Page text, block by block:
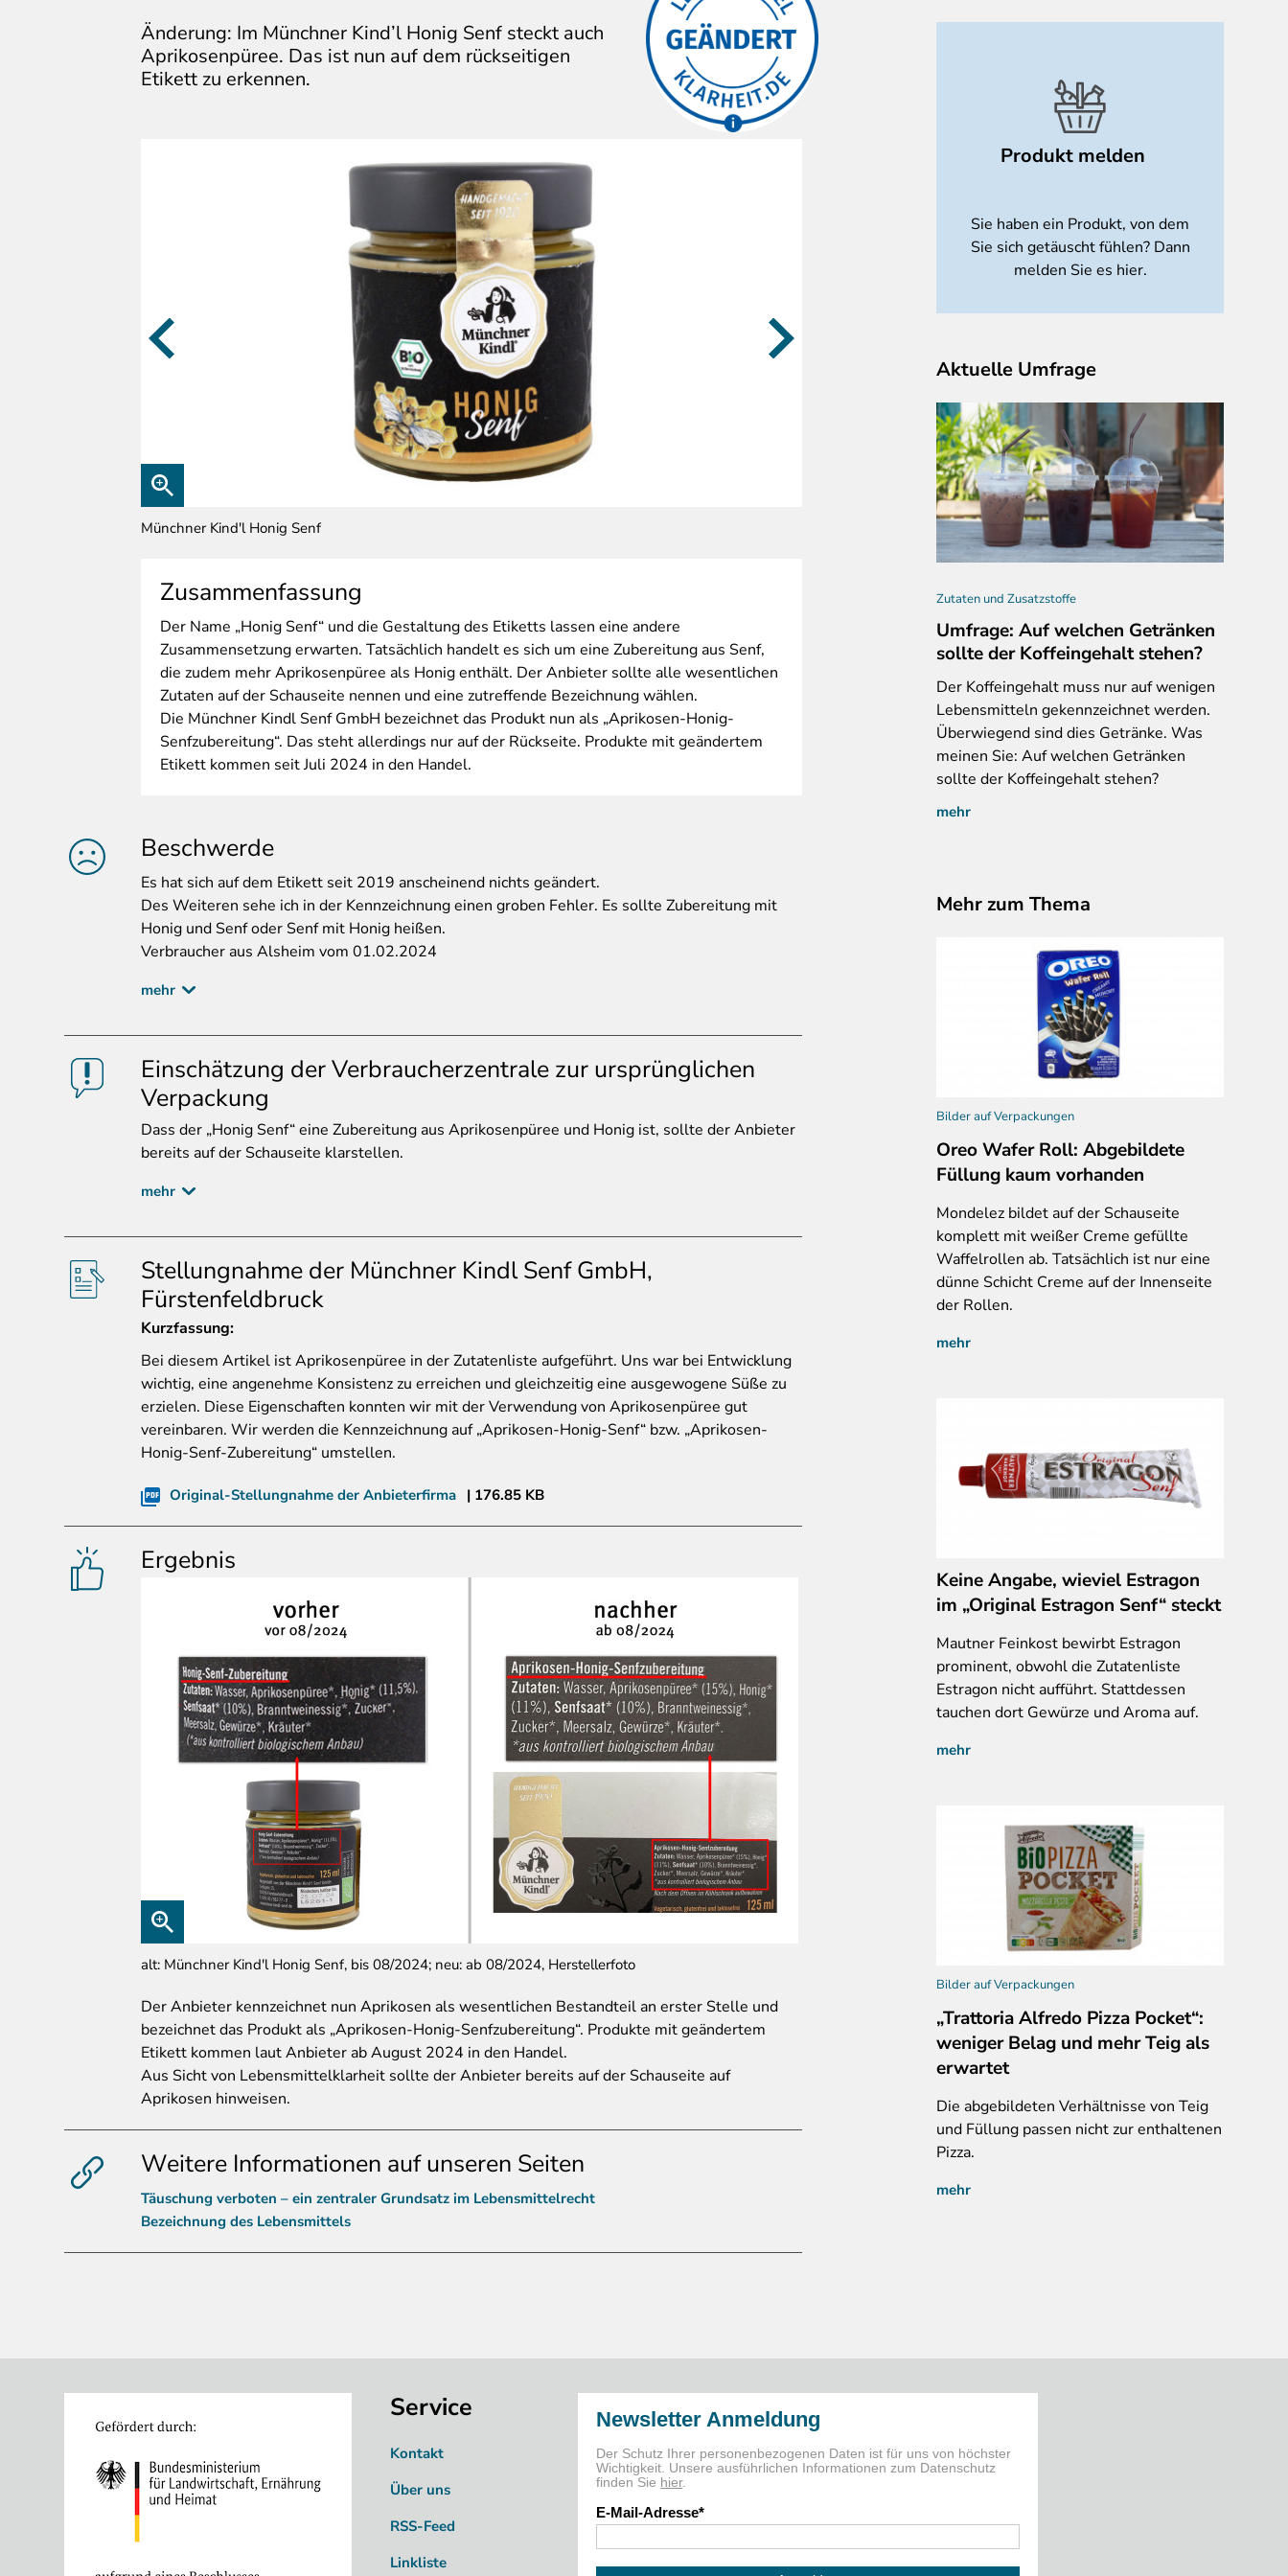
Änderung: Im Münchner Kind’l Honig Senf steckt auch
Aprikosenpüree. Das ist nun auf dem rückseitigen
Etikett zu erkennen.
Die
Firma hat die
kritisierten
Aussagen/Bilder
Münchner Kind'l Honig Senf alt: Münchner Kind'l Honig Senf, bis 08/2024; neu: ab 08/2024,
Zusammenfassung
Der Name „Honig Senf“ und die Gestaltung des Etiketts lassen eine andere
Zusammensetzung erwarten. Tatsächlich handelt es sich um eine Zubereitung aus Senf,
die zudem mehr Aprikosenpüree als Honig enthält. Der Anbieter sollte alle wesentlichen
Zutaten auf der Schauseite nennen und eine zutreffende Bezeichnung wählen.
Die Münchner Kindl Senf GmbH bezeichnet das Produkt nun als „Aprikosen-Honig-
Senfzubereitung“. Das steht allerdings nur auf der Rückseite. Produkte mit geändertem
Etikett kommen seit Juli 2024 in den Handel.
Beschwerde
Es hat sich auf dem Etikett seit 2019 anscheinend nichts geändert.
Des Weiteren sehe ich in der Kennzeichnung einen groben Fehler. Es sollte Zubereitung mit
Honig und Senf oder Senf mit Honig heißen.
Verbraucher aus Alsheim vom 01.02.2024
mehr
Einschätzung der Verbraucherzentrale zur ursprünglichen
Verpackung
Dass der „Honig Senf“ eine Zubereitung aus Aprikosenpüree und Honig ist, sollte der Anbieter
bereits auf der Schauseite klarstellen.
mehr
Stellungnahme der Münchner Kindl Senf GmbH,
Fürstenfeldbruck
Kurzfassung:
Bei diesem Artikel ist Aprikosenpüree in der Zutatenliste aufgeführt. Uns war bei Entwicklung
wichtig, eine angenehme Konsistenz zu erreichen und gleichzeitig eine ausgewogene Süße zu
erzielen. Diese Eigenschaften konnten wir mit der Verwendung von Aprikosenpüree gut
vereinbaren. Wir werden die Kennzeichnung auf „Aprikosen-Honig-Senf“ bzw. „Aprikosen-
Honig-Senf-Zubereitung“ umstellen.
Original-Stellungnahme der Anbieterfirma 176.85 KB
Ergebnis
alt: Münchner Kind'l Honig Senf, bis 08/2024; neu: ab 08/2024, Herstellerfoto
DerAnbieter kennzeichnet nun Aprikosen als wesentlichen Bestandteil an erster Stelle und
bezeichnet das Produkt als „Aprikosen-Honig-Senfzubereitung“. Produkte mit geändertem
Etikett kommen laut Anbieter ab August 2024 in den Handel.
Aus Sicht von Lebensmittelklarheit sollte der Anbieter bereits auf der Schauseite auf
Aprikosen hinweisen.
Weitere Informationen auf unseren Seiten
Täuschung verboten – ein zentraler Grundsatz im Lebensmittelrecht
Bezeichnung des Lebensmittels
Produkt melden
Sie haben ein Produkt, von dem
Sie sich getäuscht fühlen? Dann
melden Sie es hier.
Aktuelle Umfrage
Zutaten und Zusatzstoffe
Umfrage: Auf welchen Getränken
sollte der Koffeingehalt stehen?
Der Koffeingehalt muss nur auf wenigen
Lebensmitteln gekennzeichnet werden.
Überwiegend sind dies Getränke. Was
meinen Sie: Auf welchen Getränken
sollte der Koffeingehalt stehen?
mehr
Mehr zum Thema
Bilder auf Verpackungen
Oreo Wafer Roll: Abgebildete
Füllung kaum vorhanden
Mondelez bildet auf der Schauseite
komplett mit weißer Creme gefüllte
Waffelrollen ab. Tatsächlich ist nur eine
dünne Schicht Creme auf der Innenseite
der Rollen.
mehr
Keine Angabe, wieviel Estragon
im „Original Estragon Senf“ steckt
Mautner Feinkost bewirbt Estragon
prominent, obwohl die Zutatenliste
Estragon nicht aufführt. Stattdessen
tauchen dort Gewürze und Aroma auf.
mehr
Bilder auf Verpackungen
„Trattoria Alfredo Pizza Pocket“:
weniger Belag und mehr Teig als
erwartet
Die abgebildeten Verhältnisse von Teig
und Füllung passen nicht zur enthaltenen
Pizza.
mehr
Service
Kontakt
Über uns
RSS-Feed
Linkliste